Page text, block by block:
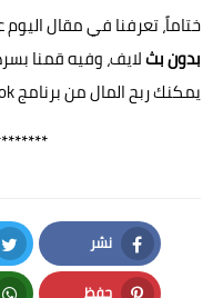
ختاماً، تعرفنا في مقال
بدون بثلايف، وفيه قمنا
يمكنك ربح المال من برنامج Tiktok بسهولة.
نشر
Facebook